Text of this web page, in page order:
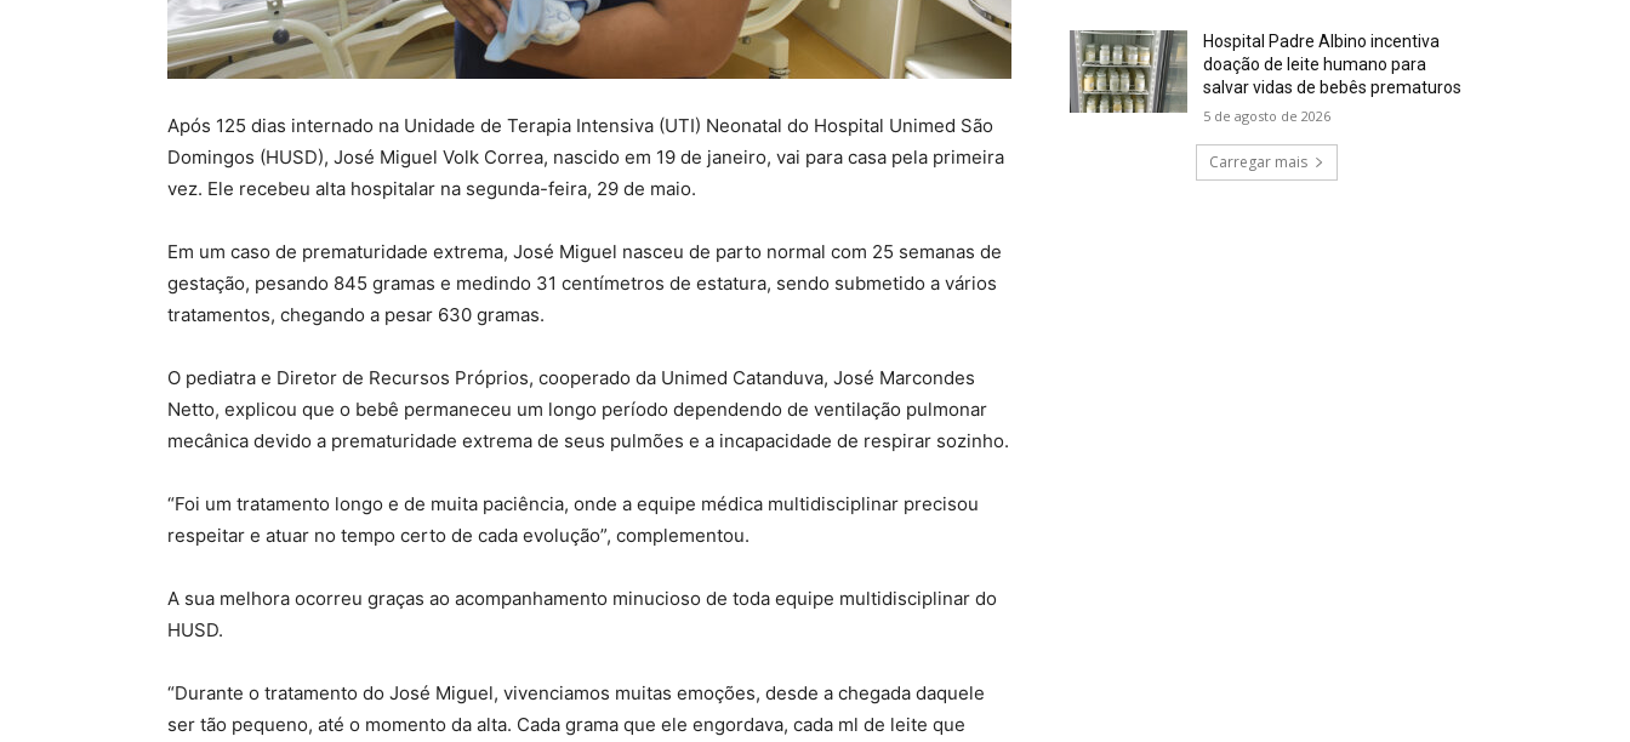
Após 125 dias internado na Unidade de Terapia Intensiva (UTI) Neonatal do Hospital Unimed São
Domingos (HUSD), José Miguel Volk Correa, nascido em 19 de janeiro, vai para casa pela primeira
vez. Ele recebeu alta hospitalar na segunda-feira, 29 de maio.
Em um caso de prematuridade extrema, José Miguel nasceu de parto normal com 25 semanas de
gestação, pesando 845 gramas e medindo 31 centímetros de estatura, sendo submetido a vários
tratamentos, chegando a pesar 630 gramas.
O pediatra e Diretor de Recursos Próprios, cooperado da Unimed Catanduva, José Marcondes
Netto, explicou que o bebê permaneceu um longo período dependendo de ventilação pulmonar
mecânica devido a prematuridade extrema de seus pulmões e a incapacidade de respirar sozinho.
“Foi um tratamento longo e de muita paciência, onde a equipe médica multidisciplinar precisou
respeitar e atuar no tempo certo de cada evolução”, complementou.
A sua melhora ocorreu graças ao acompanhamento minucioso de toda equipe multidisciplinar do
HUSD.
“Durante o tratamento do José Miguel, vivenciamos muitas emoções, desde a chegada daquele
ser tão pequeno, até o momento da alta. Cada grama que ele engordava, cada ml de leite que
Hospital Padre Albino incentiva
doação de leite humano para
salvar vidas de bebês prematuros
5 de agosto de 2026
Carregar mais